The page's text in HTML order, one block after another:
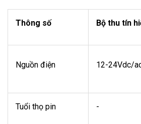
Thông số Bộ thu tín
Nguồn điện 12-24Vdc/
Tuổi thọ pin -